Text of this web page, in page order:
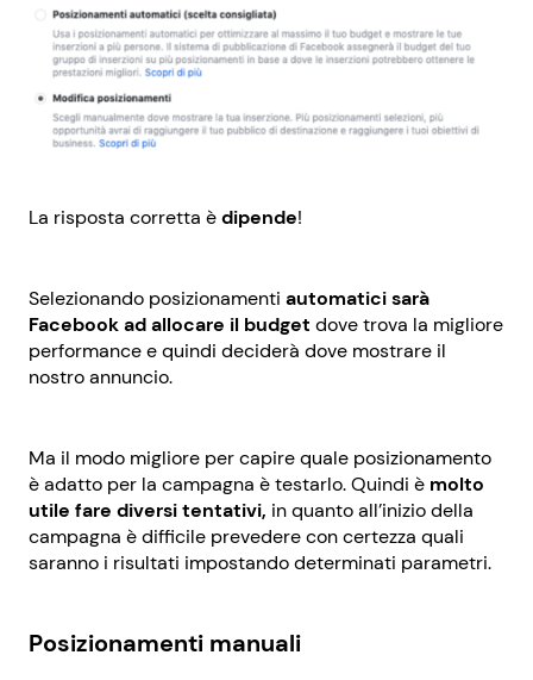
La risposta corretta èdipende!
Selezionando posizionamenti automatici sarà
Facebook ad allocare il budget dove trova la migliore
performance e quindi deciderà dove mostrare il
nostro annuncio.
Ma il modo migliore per capire quale posizionamento
è adatto per la campagna è testarlo. Quindi è molto
utile fare diversi tentativi, in quanto all’inizio della
campagna è difficile prevedere con certezza quali
saranno i risultati impostando determinati parametri.
Posizionamenti manuali